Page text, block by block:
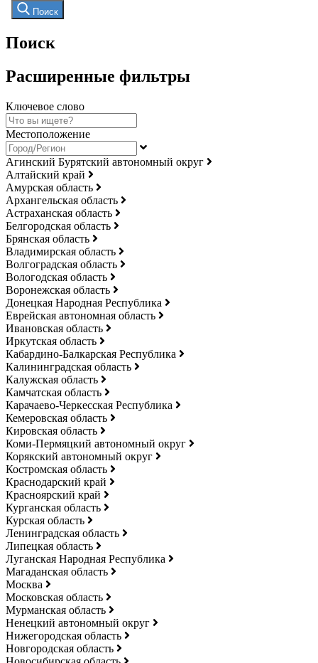
Поиск
Поиск
Расширенные фильтры
Ключевое слово
Местоположение
Агинский Бурятский автономный округ
Алтайский край
Амурская область
Архангельская область
Астраханская область
Белгородская область
Брянская область
Владимирская область
Волгоградская область
Вологодская область
Воронежская область
Донецкая Народная Республика
Еврейская автономная область
Ивановская область
Иркутская область
Кабардино-Балкарская Республика
Калининградская область
Калужская область
Камчатская область
Карачаево-Черкесская Республика
Кемеровская область
Кировская область
Коми-Пермяцкий автономный округ
Корякский автономный округ
Костромская область
Краснодарский край
Красноярский край
Курганская область
Курская область
Ленинградская область
Липецкая область
Луганская Народная Республика
Магаданская область
Москва
Московская область
Мурманская область
Ненецкий автономный округ
Нижегородская область
Новгородская область